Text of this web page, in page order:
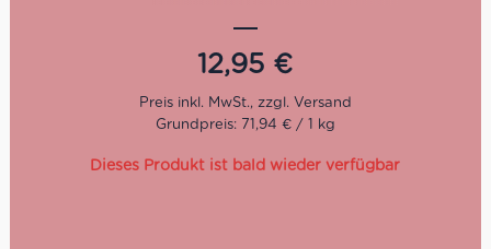
traditionelle Süßgebäck von Amaretti Virginia ist mit der
cremigen Fülle neu interpretiert und passt immer zur
kleinen Espresso-Pause nach italienischer Art. Traditionell
wird das Gebäck von Amaretti Virginia seit über 100
Jahren in dem kleinen Ort Sassello in Ligurien hergstellt.
Besonders die aufwändigen, edlen Verpackungen der
Produkte machen sie zu einem besonders schönen
12,95 €
Grundpreis: 71,94 € / 1 kg
Dieses Produkt ist bald wieder verfügbar